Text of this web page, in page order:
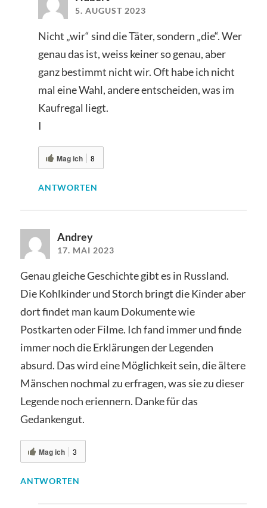
5. AUGUST 2023
Nicht „wir“ sind die Täter, sondern „die“. Wer
genau das ist, weiss keiner so genau, aber
ganz bestimmt nicht wir. Oft habe ich nicht
mal eine Wahl, andere entscheiden, was im
Kaufregal liegt.
I
Mag ich 8
ANTWORTEN
Andrey
17. MAI 2023
Genau gleiche Geschichte gibt es in Russland.
Die Kohlkinder und Storch bringt die Kinder aber
dort findet man kaum Dokumente wie
Postkarten oder Filme. Ich fand immer und finde
immer noch die Erklärungen der Legenden
absurd. Das wird eine Möglichkeit sein, die ältere
Mänschen nochmal zu erfragen, was sie zu dieser
Legende noch eriennern. Danke für das
Gedankengut.
Mag ich 3
ANTWORTEN